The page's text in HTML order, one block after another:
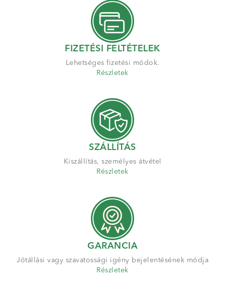
FIZETÉSI FELTÉTELEK
Lehetséges fizetési módok.
Részletek
SZÁLLÍTÁS
Kiszállítás, személyes átvétel
Részletek
GARANCIA
Jótállási vagy szavatossági igény bejelentésének módja
Részletek